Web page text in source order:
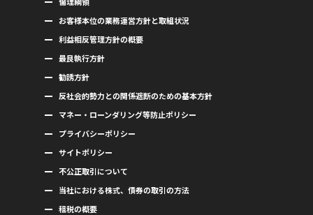
お客様本位の業務運営方針と取組状況
利益相反管理方針の概要
最良執行方針
勧誘方針
反社会的勢力との関係遮断のための基本方針
マネー・ローンダリング等防止ポリシー
プライバシーポリシー
サイトポリシー
不公正取引について
当社における株式、債券の取引の方法
租税の概要